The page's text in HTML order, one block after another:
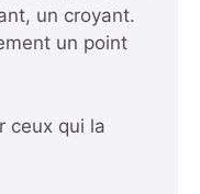
un croyant.
un point
ceux qui la